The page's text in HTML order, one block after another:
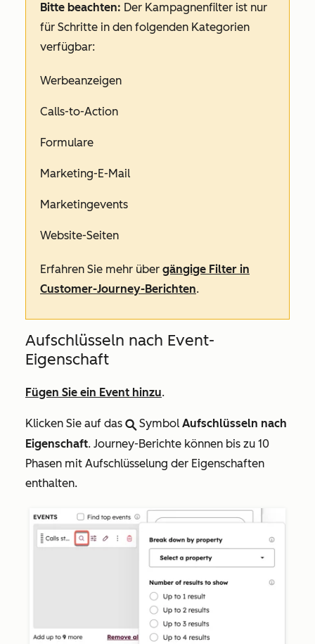
Bitte beachten: Der Kampagnenfilter ist nur
für Schritte in den folgenden Kategorien
verfügbar:
Werbeanzeigen
Calls-to-Action
Formulare
Marketing-E-Mail
Marketingevents
Website-Seiten
Erfahren Sie mehr über gängige Filter in
Customer-Journey-Berichten.
Aufschlüsseln nach Event-
Eigenschaft
Fügen Sie ein Event hinzu.
Klicken Sie auf das search Symbol Aufschlüsseln nach
Eigenschaft. Journey-Berichte können bis zu 10
Phasen mit Aufschlüsselung der Eigenschaften
enthalten.